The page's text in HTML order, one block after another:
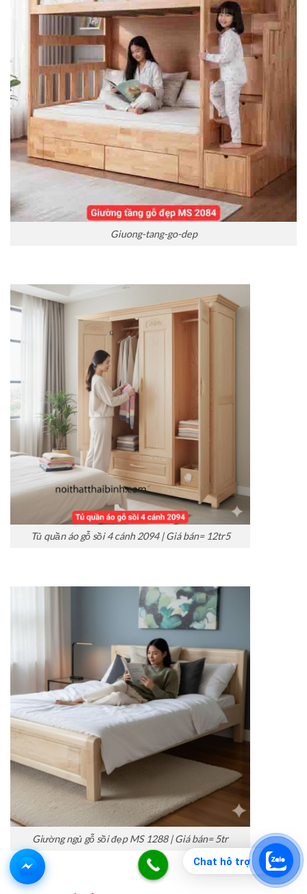
Chat hỗ trợ
Giuong-tang-go-dep
Tủ quần áo gỗ sồi 4 cánh 2094 | Giá bán= 12tr5
Giường ngủ gỗ sồi đẹp MS 1288 | Giá bán= 5tr